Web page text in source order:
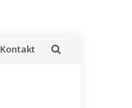
Kontakt